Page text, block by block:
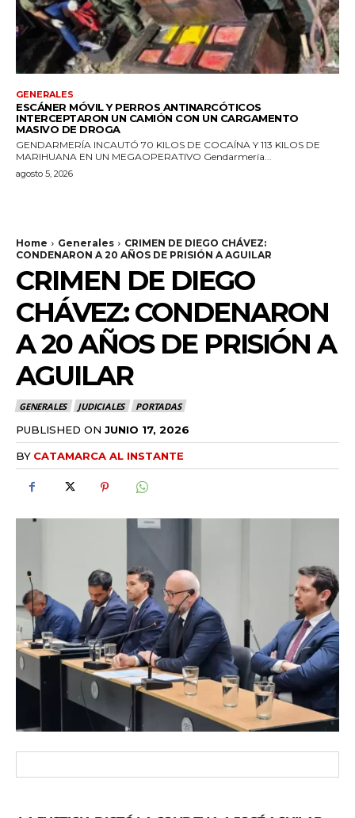
GENERALES
ESCÁNER MÓVIL Y PERROS ANTINARCÓTICOS
INTERCEPTARON UN CAMIÓN CON UN CARGAMENTO
MASIVO DE DROGA
GENDARMERÍA INCAUTÓ 70 KILOS DE COCAÍNA Y 113 KILOS DE
MARIHUANA EN UN MEGAOPERATIVO Gendarmería...
agosto 5, 2026